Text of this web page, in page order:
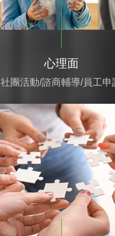
心理面
社團活動/諮商輔導/員工申